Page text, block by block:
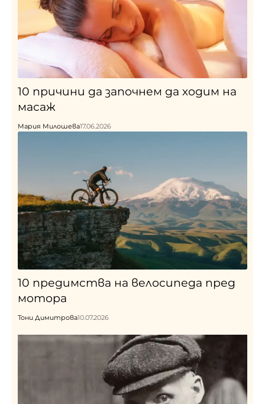
10 причини да започнем да ходим на
масаж
Мария Милошева17.06.2026
10 предимства на велосипеда пред
мотора
Тони Димитрова10.07.2026